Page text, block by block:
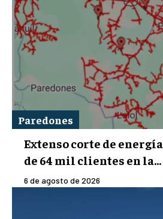
Paredones
Extenso corte de
de 64 mil clientes en la...
6 de agosto de 2026